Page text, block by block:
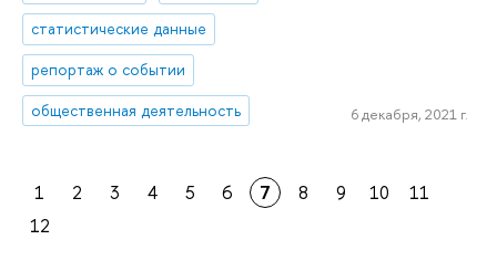
статистические данные
репортаж о событии
общественная деятельность
6 декабря, 2021 г.
1 2 3 4 5 6 7 8 9 10
11
12